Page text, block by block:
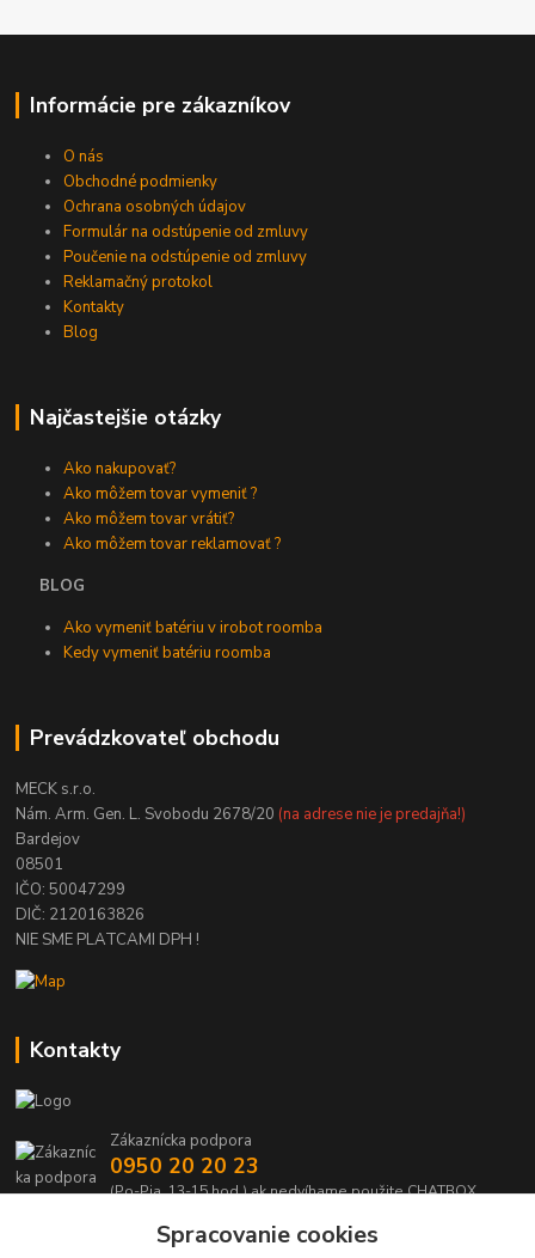
Informácie pre zákazníkov
O nás
Obchodné podmienky
Ochrana osobných údajov
Formulár na odstúpenie od zmluvy
Poučenie na odstúpenie od zmluvy
Reklamačný protokol
Kontakty
Blog
Najčastejšie otázky
Ako nakupovať?
Ako môžem tovar vymeniť ?
Ako môžem tovar vrátiť?
Ako môžem tovar reklamovať ?
BLOG
Ako vymeniť batériu v irobot roomba
Kedy vymeniť batériu roomba
Prevádzkovateľ obchodu
MECK s.r.o.
Nám. Arm. Gen. L. Svobodu 2678/20 (na adrese nie je predajňa!)
Bardejov
08501
IČO: 50047299
DIČ: 2120163826
NIE SME PLATCAMI DPH !
Kontakty
Zákaznícka podpora
0950 20 20 23
(Po-Pia, 13-15 hod.) ak nedvíhame použite CHATBOX
info@kabelmanie.skSpracovanie cookies